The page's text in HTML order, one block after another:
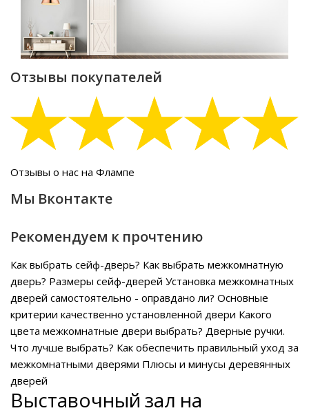
Отзывы покупателей
Отзывы о нас на Флампе
Мы Вконтакте
Рекомендуем к прочтению
Как выбрать сейф-дверь? Как выбрать межкомнатную
дверь? Размеры сейф-дверей Установка межкомнатных
дверей самостоятельно - оправдано ли? Основные
критерии качественно установленной двери Какого
цвета межкомнатные двери выбрать? Дверные ручки.
Что лучше выбрать? Как обеспечить правильный уход за
межкомнатными дверями Плюсы и минусы деревянных
дверей
Выставочный зал на